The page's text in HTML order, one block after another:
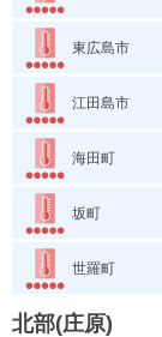
東広島市
江田島市
海田町
坂町
世羅町
北部(庄原)